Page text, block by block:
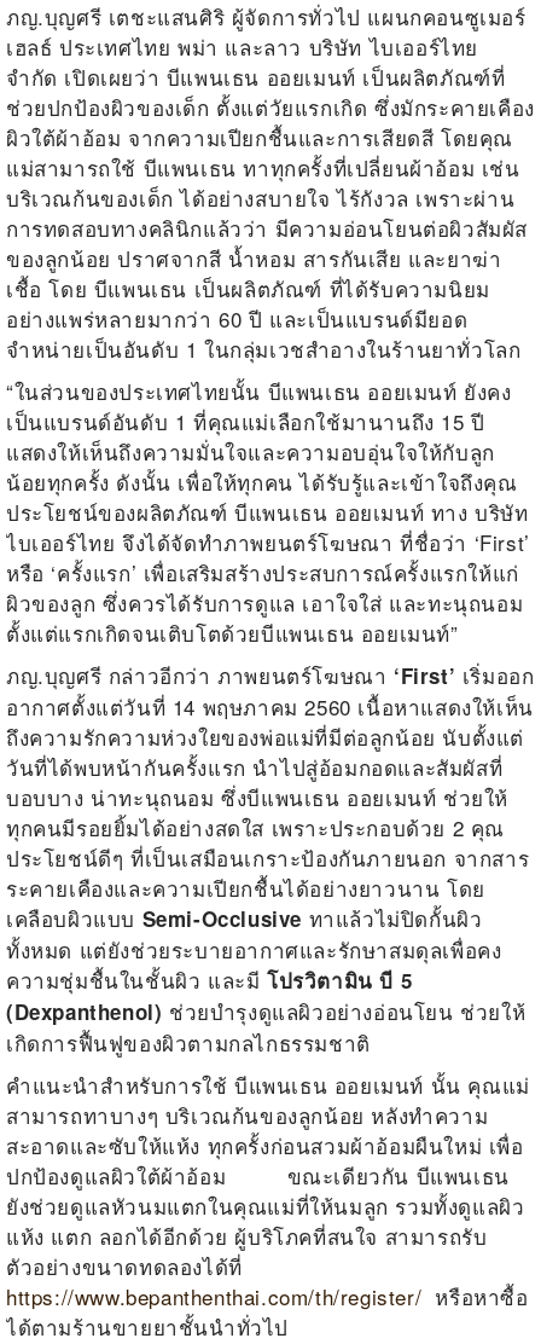
ภญ.บุญศรี เตชะแสนศิริ ผู้จัดการทั่วไป แผนกคอนซูเมอร์
เฮลธ์ ประเทศไทย พม่า และลาว บริษัท ไบเออร์ไทย
จำกัด เปิดเผยว่า บีแพนเธน ออยเมนท์ เป็นผลิตภัณฑ์ที่
ช่วยปกป้องผิวของเด็ก ตั้งแต่วัยแรกเกิด ซึ่งมักระคายเคือง
ผิวใต้ผ้าอ้อม จากความเปียกชื้นและการเสียดสี โดยคุณ
แม่สามารถใช้ บีแพนเธน ทาทุกครั้งที่เปลี่ยนผ้าอ้อม เช่น
บริเวณก้นของเด็ก ได้อย่างสบายใจ ไร้กังวล เพราะผ่าน
การทดสอบทางคลินิกแล้วว่า มีความอ่อนโยนต่อผิวสัมผัส
ของลูกน้อย ปราศจากสี น้ำหอม สารกันเสีย และยาฆ่า
เชื้อ โดย บีแพนเธน เป็นผลิตภัณฑ์ ที่ได้รับความนิยม
อย่างแพร่หลายมากว่า 60 ปี และเป็นแบรนด์มียอด
จำหน่ายเป็นอันดับ 1 ในกลุ่มเวชสำอางในร้านยาทั่วโลก
“ในส่วนของประเทศไทยนั้น บีแพนเธน ออยเมนท์ ยังคง
เป็นแบรนด์อันดับ 1 ที่คุณแม่เลือกใช้มานานถึง 15 ปี
แสดงให้เห็นถึงความมั่นใจและความอบอุ่นใจให้กับลูก
น้อยทุกครั้ง ดังนั้น เพื่อให้ทุกคน ได้รับรู้และเข้าใจถึงคุณ
ประโยชน์ของผลิตภัณฑ์ บีแพนเธน ออยเมนท์ ทาง บริษัท
ไบเออร์ไทย จึงได้จัดทำภาพยนตร์โฆษณา ที่ชื่อว่า ‘First’
หรือ ‘ครั้งแรก’ เพื่อเสริมสร้างประสบการณ์ครั้งแรกให้แก่
ผิวของลูก ซึ่งควรได้รับการดูแล เอาใจใส่ และทะนุถนอม
ตั้งแต่แรกเกิดจนเติบโตด้วยบีแพนเธน ออยเมนท์”
ภญ.บุญศรี กล่าวอีกว่า ภาพยนตร์โฆษณา ‘First’ เริ่มออก
อากาศตั้งแต่วันที่ 14 พฤษภาคม 2560 เนื้อหาแสดงให้เห็น
ถึงความรักความห่วงใยของพ่อแม่ที่มีต่อลูกน้อย นับตั้งแต่
วันที่ได้พบหน้ากันครั้งแรก นำไปสู่อ้อมกอดและสัมผัสที่
บอบบาง น่าทะนุถนอม ซึ่งบีแพนเธน ออยเมนท์ ช่วยให้
ทุกคนมีรอยยิ้มได้อย่างสดใส เพราะประกอบด้วย 2 คุณ
ประโยชน์ดีๆ ที่เป็นเสมือนเกราะป้องกันภายนอก จากสาร
ระคายเคืองและความเปียกชื้นได้อย่างยาวนาน โดย
เคลือบผิวแบบ Semi-Occlusive ทาแล้วไม่ปิดกั้นผิว
ทั้งหมด แต่ยังช่วยระบายอากาศและรักษาสมดุลเพื่อคง
ความชุ่มชื้นในชั้นผิว และมีโปรวิตามิน บี 5
(Dexpanthenol) ช่วยบำรุงดูแลผิวอย่างอ่อนโยน ช่วยให้
เกิดการฟื้นฟูของผิวตามกลไกธรรมชาติ
คำแนะนำสำหรับการใช้ บีแพนเธน ออยเมนท์ นั้น คุณแม่
สามารถทาบางๆ บริเวณก้นของลูกน้อย หลังทำความ
สะอาดและซับให้แห้ง ทุกครั้งก่อนสวมผ้าอ้อมผืนใหม่ เพื่อ
ปกป้องดูแลผิวใต้ผ้าอ้อม ขณะเดียวกัน บีแพนเธน
ยังช่วยดูแลหัวนมแตกในคุณแม่ที่ให้นมลูก รวมทั้งดูแลผิว
แห้ง แตก ลอกได้อีกด้วย ผู้บริโภคที่สนใจ สามารถรับ
ตัวอย่างขนาดทดลองได้ที่
https://www.bepanthenthai.com/th/register/ หรือหาซื้อ
ได้ตามร้านขายยาชั้นนำทั่วไป